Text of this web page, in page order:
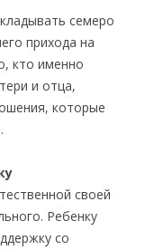
семеро
прихода на
кто именно
и отца,
которые
своей
Ребенку
со